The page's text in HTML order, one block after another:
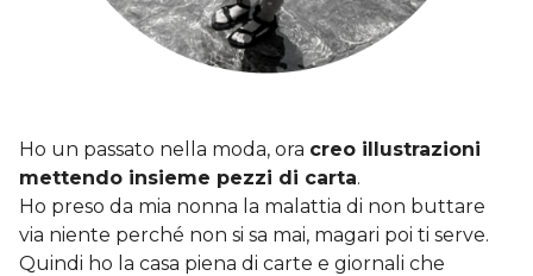
Ho un passato nella moda, ora creo illustrazioni
mettendo insieme pezzi di carta.
Ho preso da mia nonna la malattia di non buttare
via niente perché non si sa mai, magari poi ti serve.
Quindi ho la casa piena di carte e giornali che